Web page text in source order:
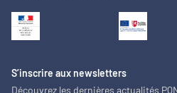
S’inscrire aux newsletters
Découvrez les dernières actualités